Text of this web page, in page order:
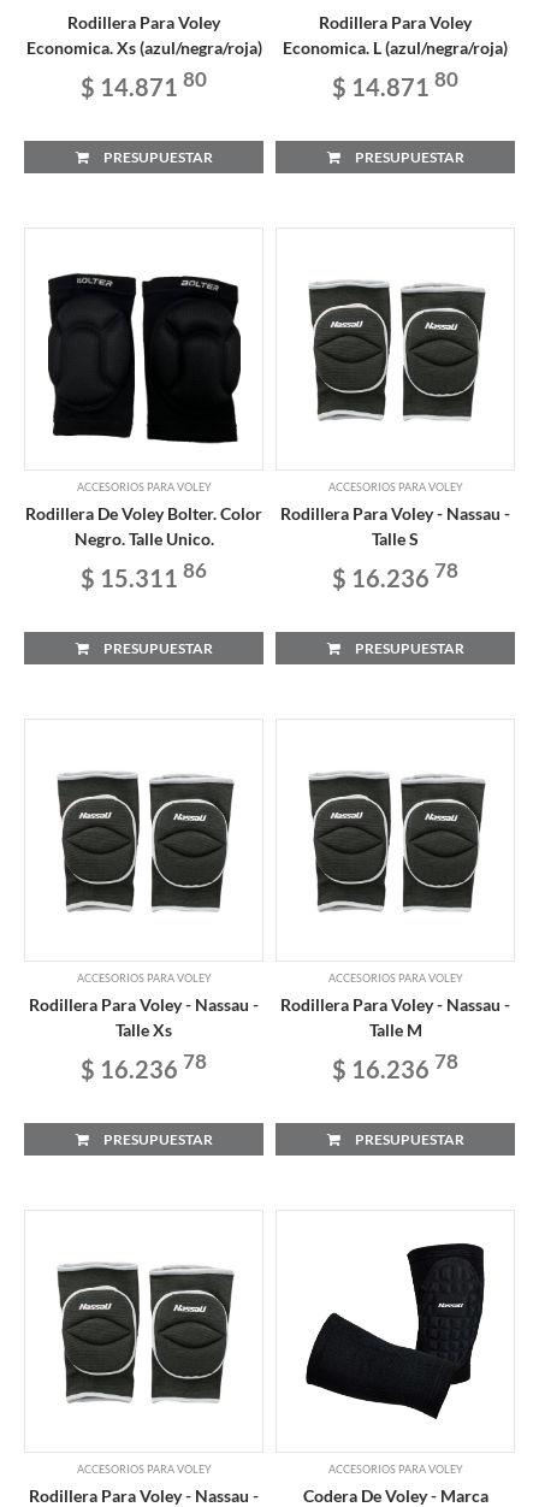
Rodillera Para Voley
Economica. Xs (azul/negra/roja)
$ 14.871 80
PRESUPUESTAR
Rodillera Para Voley
Economica. L (azul/negra/roja)
$ 14.871 80
PRESUPUESTAR
ACCESORIOS PARA VOLEY
Rodillera De Voley Bolter. Color
Negro. Talle Unico.
$ 15.311 86
PRESUPUESTAR
ACCESORIOS PARA VOLEY
Rodillera Para Voley - Nassau -
Talle S
$ 16.236 78
PRESUPUESTAR
ACCESORIOS PARA VOLEY
Rodillera Para Voley - Nassau -
Talle Xs
$ 16.236 78
PRESUPUESTAR
ACCESORIOS PARA VOLEY
Rodillera Para Voley - Nassau -
Talle M
$ 16.236 78
PRESUPUESTAR
ACCESORIOS PARA VOLEY
Rodillera Para Voley - Nassau -
ACCESORIOS PARA VOLEY
Codera De Voley - Marca